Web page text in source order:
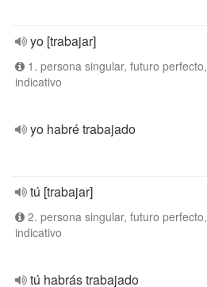
yo [trabajar]
1. persona singular, futuro perfecto,
indicativo
yo habré trabajado
tú [trabajar]
2. persona singular, futuro perfecto,
indicativo
tú habrás trabajado